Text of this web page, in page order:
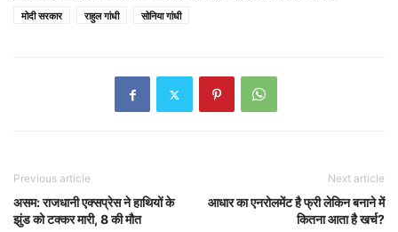
मोदी सरकार
राहुल गांधी सोनिया गांधी
Previous article
असम: राजधानी एक्सप्रेस ने हाथियों के
झुंड को टक्कर मारी, 8 की मौत
Next article
आधार का एनरोलमेंट है फ्री लेकिन बनाने में
कितना आता है खर्च?